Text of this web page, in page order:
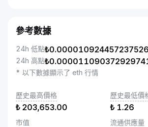
參考數據
24h 低點₺
24h 高點₺
* 以下數據顯示了 eth 行情
歷史最高價格
₺ 203,653.00
歷史最低價
₺ 1.26
市值 流通供應量